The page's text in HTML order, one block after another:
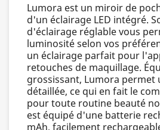
Lumora est un miroir de
d'un éclairage LED intégré.
d'éclairage réglable vous
luminosité selon vos
un éclairage parfait pour
retouches de maquillage.
grossissant, Lumora permet
détaillée, ce qui en fait le
pour toute routine beauté
est équipé d'une batterie
mAh, facilement